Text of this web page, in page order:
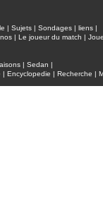
| Sujets | Sondages | liens |
| Le joueur du match |
| Sedan |
| Encyclopedie | Recherche |